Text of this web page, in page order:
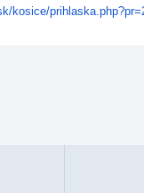
kosice/